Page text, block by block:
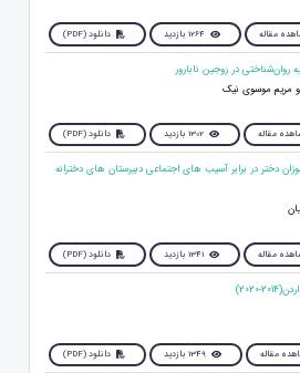
مقاله 1264 بازدید دانلود (PDF)
مریم موسوی نیک
مقاله 1302 بازدید دانلود (PDF)
دختر در برابر آسیب های اجتماعی دبیرستان های دخترانه
مقاله 1341 بازدید دانلود (PDF)
مقاله 1349 بازدید دانلود (PDF)